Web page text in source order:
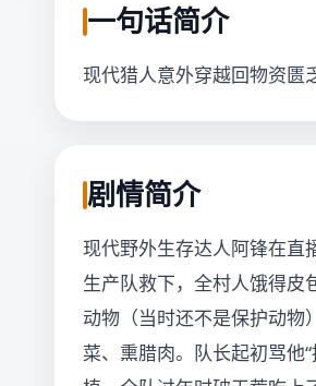
一句话简介
现代猎人意外穿越回物资匮
剧情简介
现代野外生存达人阿锋在直
生产队救下，全村人饿得皮
动物（当时还不是保护动物
菜、熏腊肉。队长起初骂他